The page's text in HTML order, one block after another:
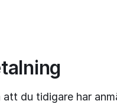
du tidigare har